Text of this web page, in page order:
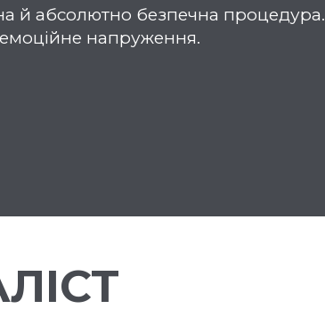
й абсолютно безпечна процедура.
напруження.